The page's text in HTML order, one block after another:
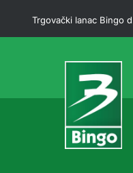
Trgovački lanac Bingo